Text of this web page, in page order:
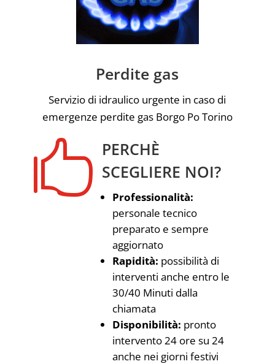
Perdite gas
Servizio di idraulico urgente in caso di
emergenze perdite gas Borgo Po Torino
 PERCHÈ
SCEGLIERE NOI?
Professionalità:
personale tecnico
preparato e sempre
aggiornato
Rapidità: possibilità di
interventi anche entro le
30/40 Minuti dalla
chiamata
Disponibilità: pronto
intervento 24 ore su 24
anche nei giorni festivi